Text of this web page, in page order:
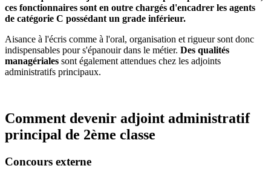
ces fonctionnaires sont en outre chargés d'encadrer les agents
de catégorie C possédant un grade inférieur.
Aisance à l'écris comme à l'oral, organisation et rigueur sont donc
indispensables pour s'épanouir dans le métier. Des qualités
managériales sont également attendues chez les adjoints
administratifs principaux.
Comment devenir adjoint administratif
principal de 2ème classe
Concours externe